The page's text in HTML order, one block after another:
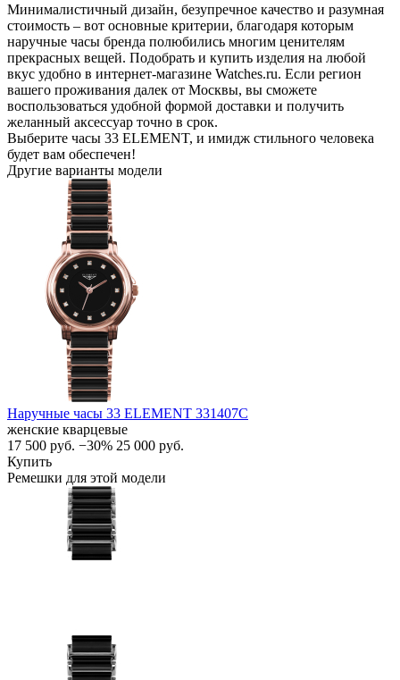
Минималистичный дизайн, безупречное качество и разумная
стоимость – вот основные критерии, благодаря которым
наручные часы бренда полюбились многим ценителям
прекрасных вещей. Подобрать и купить изделия на любой
вкус удобно в интернет-магазине Watches.ru. Если регион
вашего проживания далек от Москвы, вы сможете
воспользоваться удобной формой доставки и получить
желанный аксессуар точно в срок.
Выберите часы 33 ELEMENT, и имидж стильного человека
будет вам обеспечен!
Другие варианты модели
Наручные часы 33 ELEMENT 331407C
женские кварцевые
17 500 руб. −30% 25 000 руб.
Купить
Ремешки для этой модели